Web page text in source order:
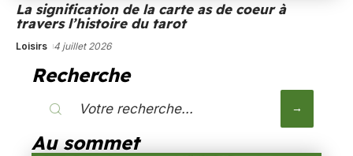
La signification de la carte as de coeur à
travers l’histoire du tarot
Loisirs 4 juillet 2026
Recherche
Au sommet